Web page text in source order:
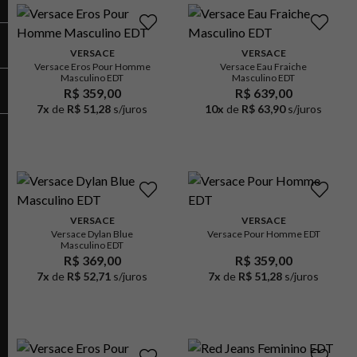
VERSACE
Versace Eros Pour Homme
Masculino EDT
R$ 359,00
7x de R$ 51,28 s/juros
VERSACE
Versace Eau Fraiche
Masculino EDT
R$ 639,00
10x de R$ 63,90 s/juros
VERSACE
Versace Dylan Blue
Masculino EDT
R$ 369,00
7x de R$ 52,71 s/juros
VERSACE
Versace Pour Homme EDT
R$ 359,00
7x de R$ 51,28 s/juros